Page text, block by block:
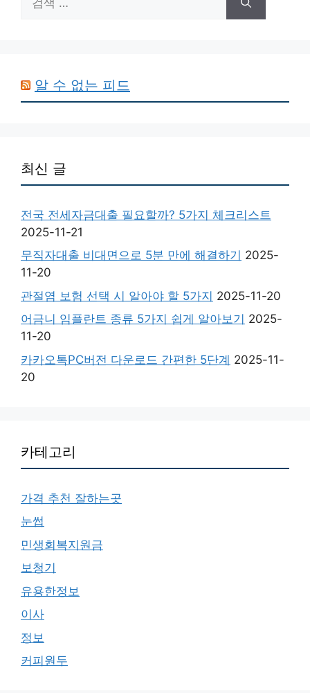
색:
알 수 없는 피드
최신 글
전국 전세자금대출 필요할까? 5가지 체크리스트
2025-11-21
무직자대출 비대면으로 5분 만에 해결하기 2025-
11-20
관절염 보험 선택 시 알아야 할 5가지 2025-11-20
어금니 임플란트 종류 5가지 쉽게 알아보기 2025-
11-20
카카오톡PC버전 다운로드 간편한 5단계 2025-11-
20
카테고리
가격 추천 잘하는곳
눈썹
민생회복지원금
보청기
유용한정보
이사
정보
커피원두